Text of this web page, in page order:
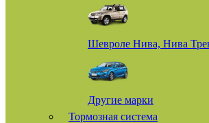
Шевроле Нива, Нива
Другие марки
Тормозная система